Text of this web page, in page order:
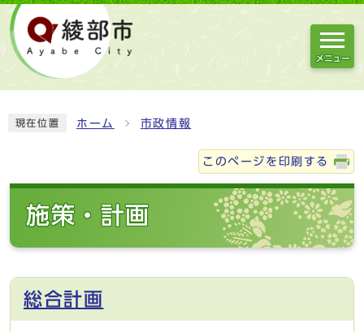
メニュー
現在位置 ホーム 市政情報
このページを印刷する
施策・計画
総合計画